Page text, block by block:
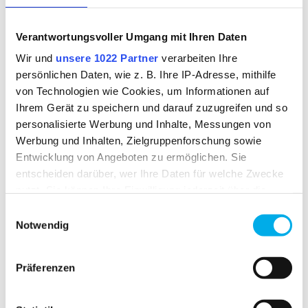
Verantwortungsvoller Umgang mit Ihren Daten
Wir und unsere 1022 Partner verarbeiten Ihre
persönlichen Daten, wie z. B. Ihre IP-Adresse, mithilfe
von Technologien wie Cookies, um Informationen auf
Ihrem Gerät zu speichern und darauf zuzugreifen und so
personalisierte Werbung und Inhalte, Messungen von
Werbung und Inhalten, Zielgruppenforschung sowie
Entwicklung von Angeboten zu ermöglichen. Sie
entscheiden darüber, wer Ihre Daten für welche Zwecke
Trigger Symbol ändern oder widerrufen
Informationen über Ihre geografische Lage
Notwendig
Präferenzen
AVAILABILITY
available from stock
FABRIC
Polyamid Cross twill
outer fabric 1:100% polyamide
acrylic fur lining 1:100% polyester
RELATED PRODUCTS